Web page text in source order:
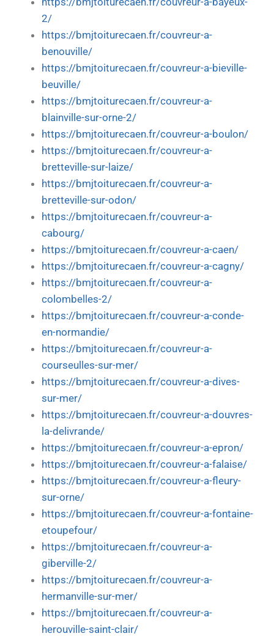
2/
https://bmjtoiturecaen.fr/couvreur-a-
benouville/
https://bmjtoiturecaen.fr/couvreur-a-bieville-
beuville/
https://bmjtoiturecaen.fr/couvreur-a-
blainville-sur-orne-2/
https://bmjtoiturecaen.fr/couvreur-a-boulon/
https://bmjtoiturecaen.fr/couvreur-a-
bretteville-sur-laize/
https://bmjtoiturecaen.fr/couvreur-a-
bretteville-sur-odon/
https://bmjtoiturecaen.fr/couvreur-a-
cabourg/
https://bmjtoiturecaen.fr/couvreur-a-caen/
https://bmjtoiturecaen.fr/couvreur-a-cagny/
https://bmjtoiturecaen.fr/couvreur-a-
colombelles-2/
https://bmjtoiturecaen.fr/couvreur-a-conde-
en-normandie/
https://bmjtoiturecaen.fr/couvreur-a-
courseulles-sur-mer/
https://bmjtoiturecaen.fr/couvreur-a-dives-
sur-mer/
https://bmjtoiturecaen.fr/couvreur-a-douvres-
la-delivrande/
https://bmjtoiturecaen.fr/couvreur-a-epron/
https://bmjtoiturecaen.fr/couvreur-a-falaise/
https://bmjtoiturecaen.fr/couvreur-a-fleury-
sur-orne/
https://bmjtoiturecaen.fr/couvreur-a-fontaine-
etoupefour/
https://bmjtoiturecaen.fr/couvreur-a-
giberville-2/
https://bmjtoiturecaen.fr/couvreur-a-
hermanville-sur-mer/
https://bmjtoiturecaen.fr/couvreur-a-
herouville-saint-clair/